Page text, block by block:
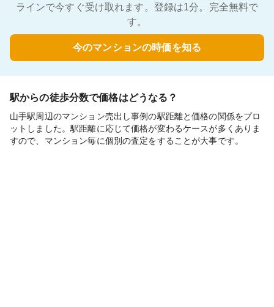
ラインで今すぐ受け取れます。登録は1分。完全無料で
す。
今のマンションの時価を知る
駅からの徒歩分数で価格はどうなる？
山手駅周辺のマンション売出し事例の駅距離と価格の関係をプロ
ットしました。駅距離に応じて価格が変わるケースが多くありま
すので、マンション毎に個別の査定をすることが大事です。